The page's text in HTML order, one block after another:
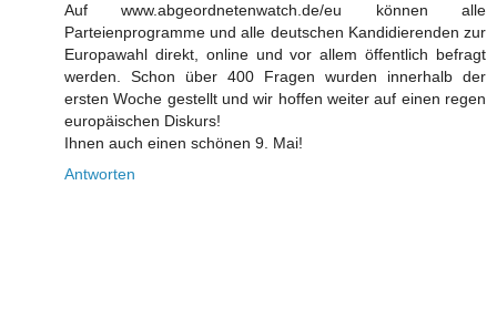
Auf www.abgeordnetenwatch.de/eu können alle
Parteienprogramme und alle deutschen Kandidierenden zur
Europawahl direkt, online und vor allem öffentlich befragt
werden. Schon über 400 Fragen wurden innerhalb der
ersten Woche gestellt und wir hoffen weiter auf einen regen
europäischen Diskurs!
Ihnen auch einen schönen 9. Mai!
Antworten